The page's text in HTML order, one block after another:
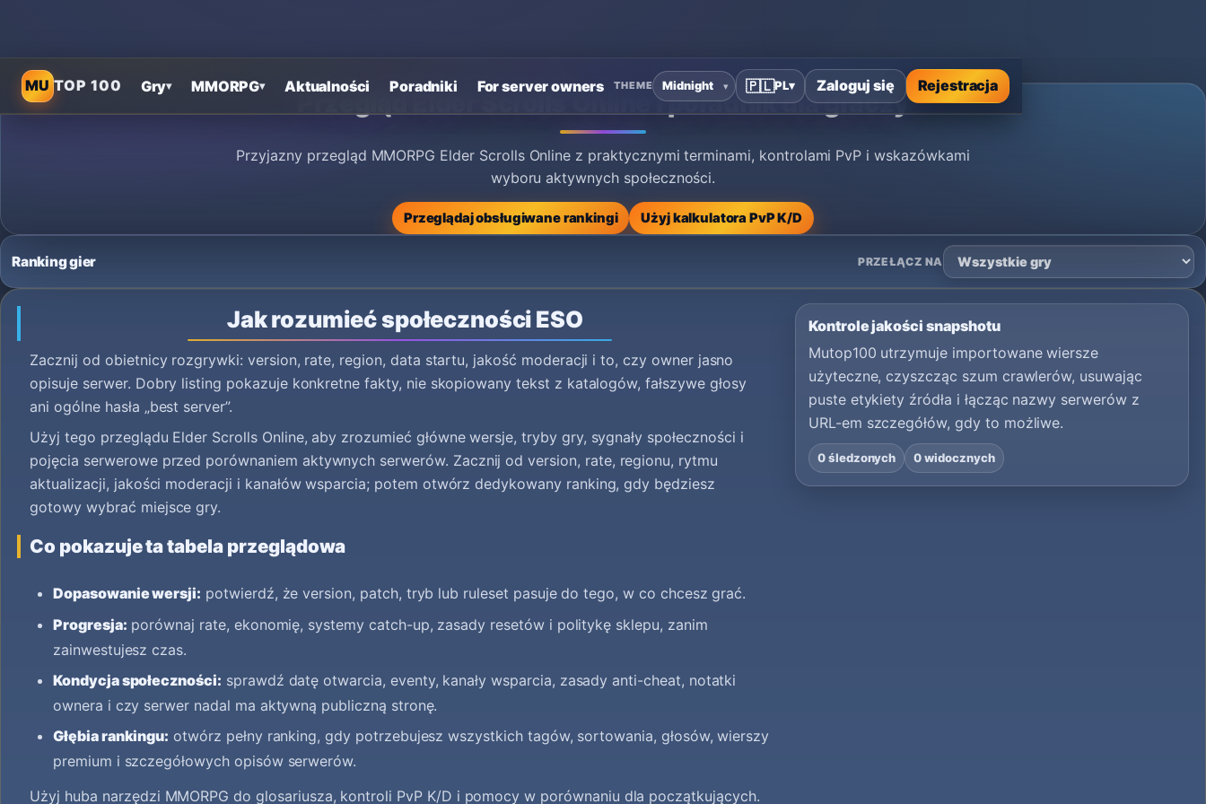
MUTOP 100 Gry▾ MMORPG▾ Aktualności Poradniki For server owners THEME 🇵🇱PL▾ Zaloguj się Rejestracja
Przegląd Elder Scrolls Online i poradnik dla graczy
Przyjazny przegląd MMORPG Elder Scrolls Online z praktycznymi terminami, kontrolami PvP i wskazówkami
wyboru aktywnych społeczności.
Przeglądaj obsługiwane rankingi Użyj kalkulatora PvP K/D
Ranking gier PRZEŁĄCZ NA
Jak rozumieć społeczności ESO
Zacznij od obietnicy rozgrywki: version, rate, region, data startu, jakość moderacji i to, czy owner jasno
opisuje serwer. Dobry listing pokazuje konkretne fakty, nie skopiowany tekst z katalogów, fałszywe głosy
ani ogólne hasła „best server”.
Użyj tego przeglądu Elder Scrolls Online, aby zrozumieć główne wersje, tryby gry, sygnały społeczności i
pojęcia serwerowe przed porównaniem aktywnych serwerów. Zacznij od version, rate, regionu, rytmu
aktualizacji, jakości moderacji i kanałów wsparcia; potem otwórz dedykowany ranking, gdy będziesz
gotowy wybrać miejsce gry.
Co pokazuje ta tabela przeglądowa
Dopasowanie wersji: potwierdź, że version, patch, tryb lub ruleset pasuje do tego, w co chcesz grać.
Progresja: porównaj rate, ekonomię, systemy catch-up, zasady resetów i politykę sklepu, zanim
zainwestujesz czas.
Kondycja społeczności: sprawdź datę otwarcia, eventy, kanały wsparcia, zasady anti-cheat, notatki
ownera i czy serwer nadal ma aktywną publiczną stronę.
Głębia rankingu: otwórz pełny ranking, gdy potrzebujesz wszystkich tagów, sortowania, głosów, wierszy
premium i szczegółowych opisów serwerów.
Użyj huba narzędzi MMORPG do glosariusza, kontroli PvP K/D i pomocy w porównaniu dla początkujących.
Kontrole jakości snapshotu
Mutop100 utrzymuje importowane wiersze
użyteczne, czyszcząc szum crawlerów, usuwając
puste etykiety źródła i łącząc nazwy serwerów z
URL-em szczegółów, gdy to możliwe.
0 śledzonych 0 widocznych